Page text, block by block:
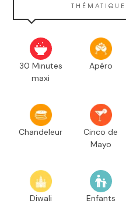
30 Minutes
maxi
Apéro
Chandeleur
Cinco de
Mayo
Diwali Enfants